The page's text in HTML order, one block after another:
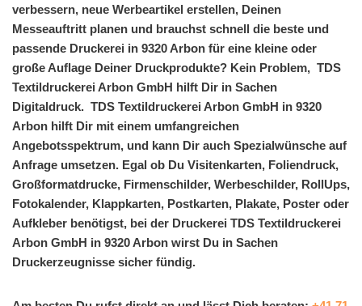
verbessern, neue Werbeartikel erstellen, Deinen
Messeauftritt planen und brauchst schnell die beste und
passende Druckerei in 9320 Arbon für eine kleine oder
große Auflage Deiner Druckprodukte? Kein Problem, TDS
Textildruckerei Arbon GmbH hilft Dir in Sachen
Digitaldruck. TDS Textildruckerei Arbon GmbH in 9320
Arbon hilft Dir mit einem umfangreichen
Angebotsspektrum, und kann Dir auch Spezialwünsche auf
Anfrage umsetzen. Egal ob Du Visitenkarten, Foliendruck,
Großformatdrucke, Firmenschilder, Werbeschilder, RollUps,
Fotokalender, Klappkarten, Postkarten, Plakate, Poster oder
Aufkleber benötigst, bei der Druckerei TDS Textildruckerei
Arbon GmbH in 9320 Arbon wirst Du in Sachen
Druckerzeugnisse sicher fündig.